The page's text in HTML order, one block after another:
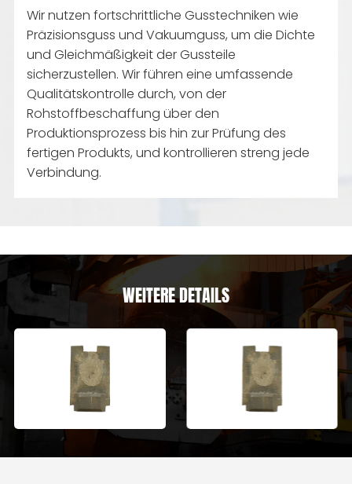
Wir nutzen fortschrittliche Gusstechniken wie
Präzisionsguss und Vakuumguss, um die Dichte
und Gleichmäßigkeit der Gussteile
sicherzustellen. Wir führen eine umfassende
Qualitätskontrolle durch, von der
Rohstoffbeschaffung über den
Produktionsprozess bis hin zur Prüfung des
fertigen Produkts, und kontrollieren streng jede
Verbindung.
WEITERE DETAILS